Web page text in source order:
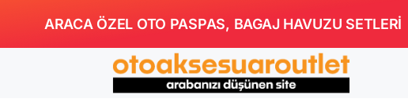
ARACA ÖZEL OTO PASPAS, BAGAJ HAVUZU SETLERİ